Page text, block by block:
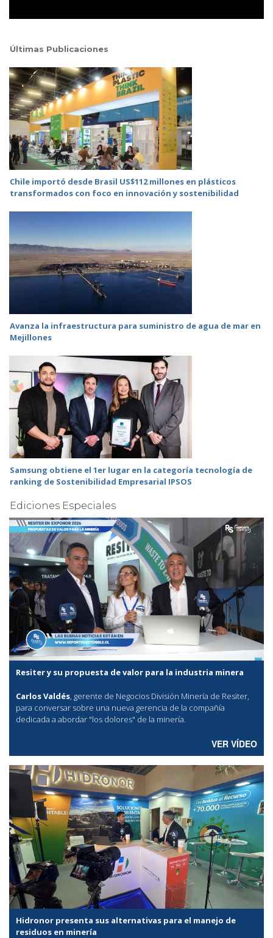
Últimas Publicaciones
Chile importó desde Brasil US$112 millones en plásticos
transformados con foco en innovación y sostenibilidad
Avanza la infraestructura para suministro de agua de mar en
Mejillones
Samsung obtiene el 1er lugar en la categoría tecnología de
ranking de Sostenibilidad Empresarial IPSOS
Ediciones Especiales
Resiter y su propuesta de valor para la industria minera
Carlos Valdés, gerente de Negocios División Minería de Resiter,
para conversar sobre una nueva gerencia de la compañía
dedicada a abordar "los dolores" de la minería.
VER VÍDEO
Hidronor presenta sus alternativas para el manejo de
residuos en minería